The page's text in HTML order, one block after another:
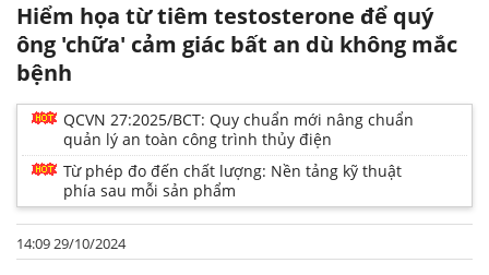
Hiểm họa từ tiêm testosterone để quý
ông 'chữa' cảm giác bất an dù không mắc
bệnh
QCVN 27:2025/BCT: Quy chuẩn mới nâng chuẩn
quản lý an toàn công trình thủy điện
Từ phép đo đến chất lượng: Nền tảng kỹ thuật
phía sau mỗi sản phẩm
14:09 29/10/2024